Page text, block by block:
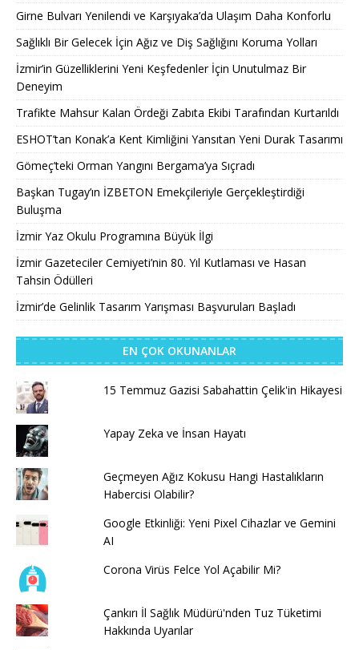
Girne Bulvarı Yenilendi ve Karşıyaka’da Ulaşım Daha Konforlu
Sağlıklı Bir Gelecek İçin Ağız ve Diş Sağlığını Koruma Yolları
İzmir’in Güzelliklerini Yeni Keşfedenler İçin Unutulmaz Bir
Deneyim
Trafikte Mahsur Kalan Ördeği Zabıta Ekibi Tarafından Kurtarıldı
ESHOT’tan Konak’a Kent Kimliğini Yansıtan Yeni Durak Tasarımı
Gömeç’teki Orman Yangını Bergama’ya Sıçradı
Başkan Tugay’ın İZBETON Emekçileriyle Gerçekleştirdiği
Buluşma
İzmir Yaz Okulu Programına Büyük İlgi
İzmir Gazeteciler Cemiyeti’nin 80. Yıl Kutlaması ve Hasan
Tahsin Ödülleri
İzmir’de Gelinlik Tasarım Yarışması Başvuruları Başladı
EN ÇOK OKUNANLAR
15 Temmuz Gazisi Sabahattin Çelik'in Hikayesi
Yapay Zeka ve İnsan Hayatı
Geçmeyen Ağız Kokusu Hangi Hastalıkların
Habercisi Olabilir?
Google Etkinliği: Yeni Pixel Cihazlar ve Gemini
AI
Corona Virüs Felce Yol Açabilir Mi?
Çankırı İl Sağlık Müdürü'nden Tuz Tüketimi
Hakkında Uyarılar